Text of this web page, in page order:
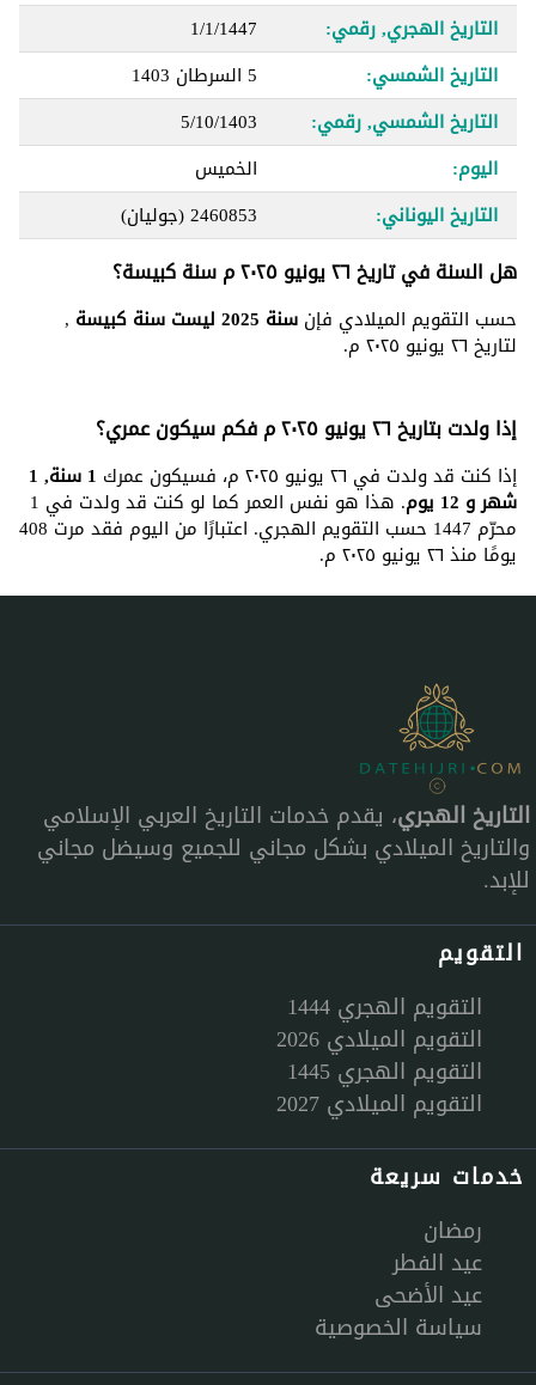
التاريخ الهجري, رقمي:
1/1/1447
التاريخ الشمسي:
5 السرطان 1403
التاريخ الشمسي, رقمي:
5/10/1403
اليوم:
الخميس
التاريخ اليوناني:
2460853(جوليان)
هل السنة في تاريخ ٢٦ يونيو ٢٠٢٥ م سنة كبيسة؟
حسب التقويم الميلادي فإن سنة 2025 ليست سنة كبيسة ,
لتاريخ ٢٦ يونيو ٢٠٢٥ م.
إذا ولدت بتاريخ ٢٦ يونيو ٢٠٢٥ م فكم سيكون عمري؟
إذا كنت قد ولدت في ٢٦ يونيو ٢٠٢٥ م، فسيكون عمرك 1 سنة, 1
شهر و 12 يوم . هذا هو نفس العمر كما لو كنت قد ولدت في 1
محرّم 1447 حسب التقويم الهجري. اعتبارًا من اليوم فقد مرت 408
يومًا منذ ٢٦ يونيو ٢٠٢٥ م.
التاريخ الهجري، يقدم خدمات التاريخ العربي الإسلامي
والتاريخ الميلادي بشكل مجاني للجميع وسيضل مجاني
للإبد.
التقويم
التقويم الهجري 1444
التقويم الميلادي 2026
التقويم الهجري 1445
التقويم الميلادي 2027
خدمات سريعة
رمضان
عيد الفطر
عيد الأضحى
سياسة الخصوصية